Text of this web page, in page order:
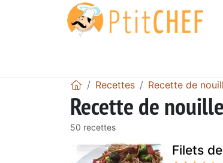
Recettes Recette de
Recette de
50 recettes
Filets